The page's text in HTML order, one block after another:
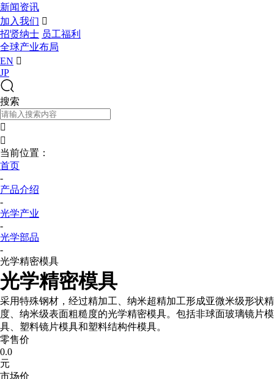
新闻资讯
加入我们 
招贤纳士 员工福利
全球产业布局
EN 
JP
搜索


当前位置：
首页
-
产品介绍
-
光学产业
-
光学部品
-
光学精密模具
光学精密模具
采用特殊钢材，经过精加工、纳米超精加工形成亚微米级形状精
度、纳米级表面粗糙度的光学精密模具。包括非球面玻璃镜片模
具、塑料镜片模具和塑料结构件模具。
零售价
0.0
元
市场价